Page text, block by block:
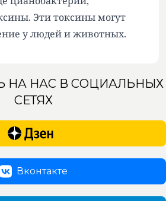
Эти токсины могут
у людей и животных.
НА НАС В СОЦИАЛЬНЫХ
СЕТЯХ
Вконтакте